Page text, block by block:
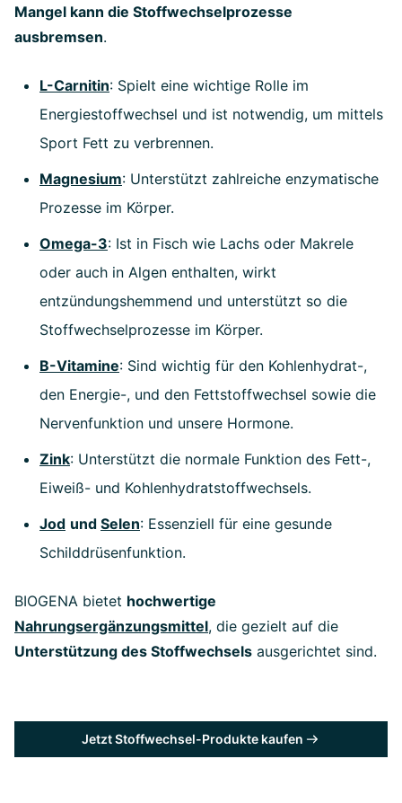
Mangel kann die Stoffwechselprozesse
ausbremsen.
L-Carnitin: Spielt eine wichtige Rolle im
Energiestoffwechsel und ist notwendig, um mittels
Sport Fett zu verbrennen.
Magnesium: Unterstützt zahlreiche enzymatische
Prozesse im Körper.
Omega-3: Ist in Fisch wie Lachs oder Makrele
oder auch in Algen enthalten, wirkt
entzündungshemmend und unterstützt so die
Stoffwechselprozesse im Körper.
B-Vitamine: Sind wichtig für den Kohlenhydrat-,
den Energie-, und den Fettstoffwechsel sowie die
Nervenfunktion und unsere Hormone.
Zink: Unterstützt die normale Funktion des Fett-,
Eiweiß- und Kohlenhydratstoffwechsels.
Jod und Selen: Essenziell für eine gesunde
Schilddrüsenfunktion.
BIOGENA bietet hochwertige
Nahrungsergänzungsmittel, die gezielt auf die
Unterstützung des Stoffwechsels ausgerichtet sind.
Jetzt Stoffwechsel-Produkte kaufen